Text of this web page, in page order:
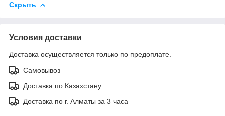
Скрыть
Условия доставки
Доставка осуществляется только по предоплате.
Самовывоз
Доставка по Казахстану
Доставка по г. Алматы за 3 часа